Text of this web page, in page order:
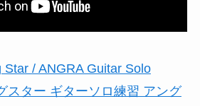
Star / ANGRA Guitar Solo
スター ギターソロ練習 アング